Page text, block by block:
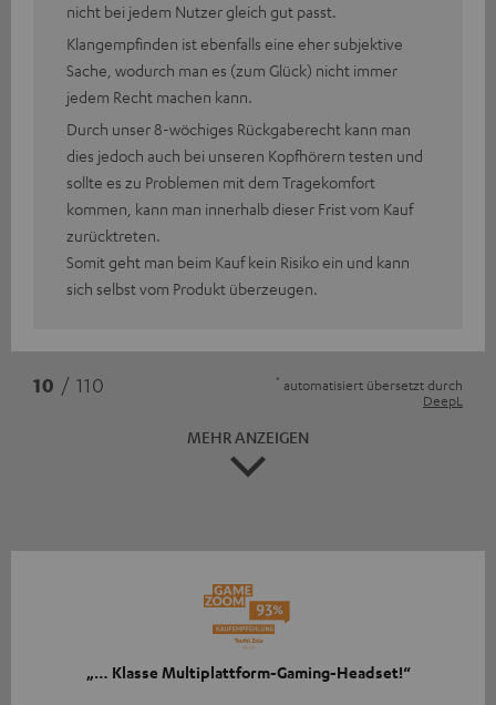
nicht bei jedem Nutzer gleich gut passt.
Klangempfinden ist ebenfalls eine eher subjektive
Sache, wodurch man es (zum Glück) nicht immer
jedem Recht machen kann.
Durch unser 8-wöchiges Rückgaberecht kann man
dies jedoch auch bei unseren Kopfhörern testen und
sollte es zu Problemen mit dem Tragekomfort
kommen, kann man innerhalb dieser Frist vom Kauf
zurücktreten.
Somit geht man beim Kauf kein Risiko ein und kann
sich selbst vom Produkt überzeugen.
10 / 110 * automatisiert übersetzt durch
DeepL
MEHR ANZEIGEN
„… Klasse Multiplattform-Gaming-Headset!“